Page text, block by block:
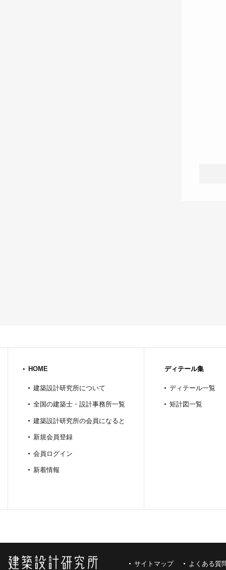
HOME
建築設計研究所について
全国の建築士・設計事務所一覧
建築設計研究所の会員になると
新規会員登録
会員ログイン
新着情報
ディテール集
ディテール一覧
矩計図一覧
サイトマップ よくある質